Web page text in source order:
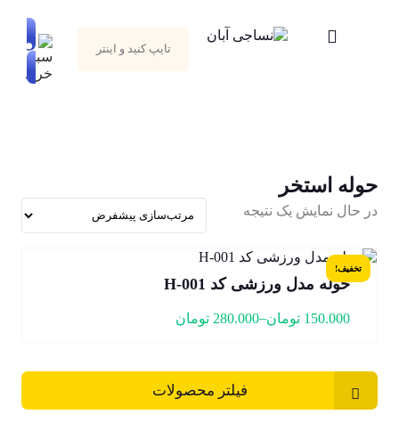
حوله استخر
در حال نمایش یک نتیجه
تخفیف!
حوله مدل ورزشی کد H-001
150.000 تومان–
280.000 تومان
فیلتر محصولات